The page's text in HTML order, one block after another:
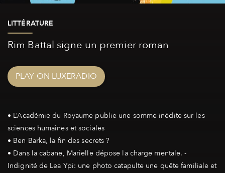
LITTÉRATURE
Rim Battal signe un premier roman
PLAY ON LUXERADIO
• L’Académie du Royaume publie une somme inédite sur les
sciences humaines et sociales
• Ben Barka, la fin des secrets ?
• Dans la cabane, Marielle dépose la charge mentale. -
Indignité de Lea Ypi: une photo catapulte une quête familiale et